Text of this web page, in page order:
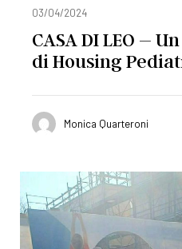
03/04/2024
CASA DI LEO –
di Housing
Monica Quarteroni